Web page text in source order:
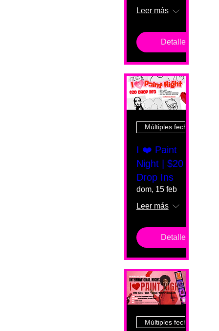
Leer más
Detalles
Múltiples fechas
I ❤️ Paint
Night | $20
Drop Ins
dom, 15 feb
Leer más
Detalles
Múltiples fechas